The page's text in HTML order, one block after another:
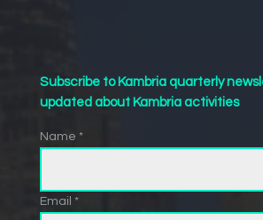
Subscribe to Kambria quarterly
updated about Kambria activities
Name *
Email *